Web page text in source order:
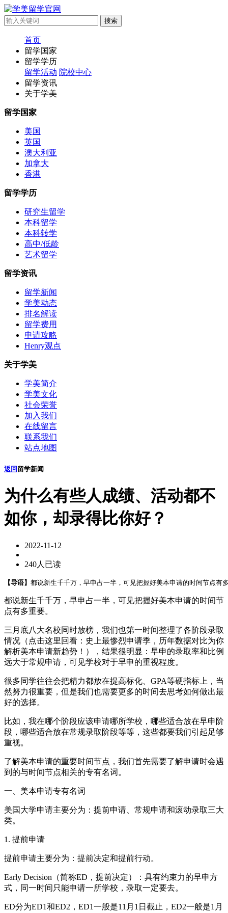
首页
留学国家
留学学历
留学活动 院校中心
留学资讯
关于学美
留学国家
美国
英国
澳大利亚
加拿大
香港
留学学历
研究生留学
本科留学
本科转学
高中/低龄
艺术留学
留学资讯
留学新闻
学美动态
排名解读
留学费用
申请攻略
Henry观点
关于学美
学美简介
学美文化
社会荣誉
加入我们
在线留言
联系我们
站点地图
返回 留学新闻
为什么有些人成绩、活动都不
如你，却录得比你好？
2022-11-12
240人已读
【导语】 都说新生千千万，早申占一半，可见把握好美本申请的时间节点
都说新生千千万，早申占一半，可见把握好美本申请的时间节
点有多重要。
三月底八大名校同时放榜，我们也第一时间整理了各阶段录取
情况（点击这里回看：史上最惨烈申请季，历年数据对比为你
解析美本申请新趋势！），结果很明显：早申的录取率和比例
远大于常规申请，可见学校对于早申的重视程度。
很多同学往往会把精力都放在提高标化、GPA等硬指标上，当
然努力很重要，但是我们也需要更多的时间去思考如何做出最
好的选择。
比如，我在哪个阶段应该申请哪所学校，哪些适合放在早申阶
段，哪些适合放在常规录取阶段等等，这些都要我们引起足够
重视。
了解美本申请的重要时间节点，我们首先需要了解申请时会遇
到的与时间节点相关的专有名词。
一、美本申请专有名词
美国大学申请主要分为：提前申请、常规申请和滚动录取三大
类。
1. 提前申请
提前申请主要分为：提前决定和提前行动。
Early Decision（简称ED，提前决定）：具有约束力的早申方
式，同一时间只能申请一所学校，录取一定要去。
ED分为ED1和ED2，ED1一般是11月1日截止，ED2一般是1月